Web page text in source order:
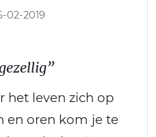
02-2019
het leven zich op
en oren kom je te